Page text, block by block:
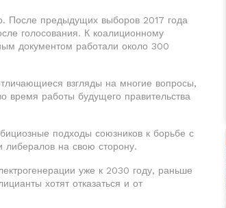
После предыдущих выборов 2017 года
голосования. К коалиционному
документом работали около 300
взгляды на многие вопросы,
время работы будущего правительства
подходы союзников к борьбе с
либералов на свою сторону.
уже к 2030 году, раньше
хотят отказаться и от